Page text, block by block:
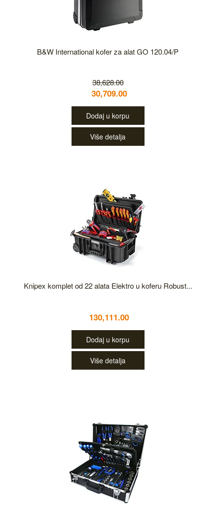
B&W International kofer za alat GO 120.04/P
38,628.00
30,709.00
Dodaj u korpu
Više detalja
Knipex komplet od 22 alata Elektro u koferu Robust...
130,111.00
Dodaj u korpu
Više detalja